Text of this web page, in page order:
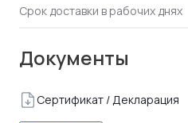
Срок доставки в рабочих днях
Документы
Сертификат / Декларация